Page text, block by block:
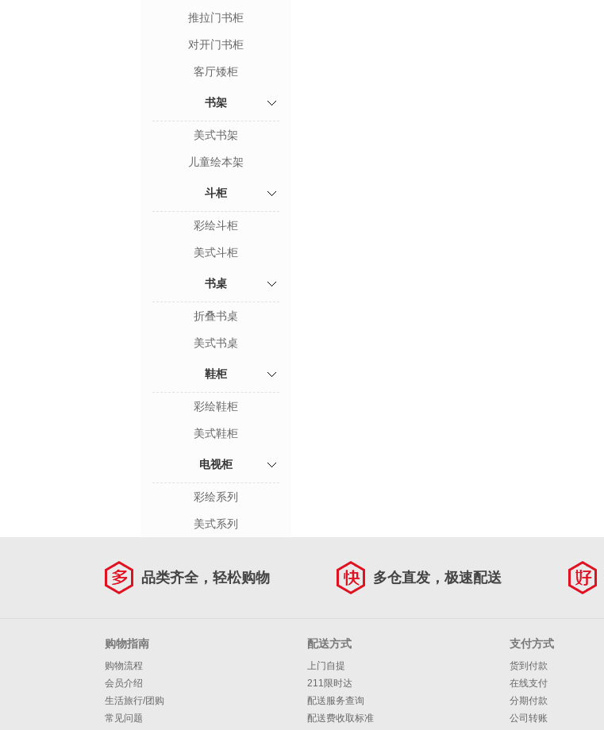
推拉门书柜
对开门书柜
客厅矮柜
书架
美式书架
儿童绘本架
斗柜
彩绘斗柜
美式斗柜
书桌
折叠书桌
美式书桌
鞋柜
彩绘鞋柜
美式鞋柜
电视柜
彩绘系列
美式系列
品类齐全，轻松购物 多仓直发，极速配送
购物指南
购物流程
会员介绍
生活旅行/团购
常见问题
配送方式
上门自提
211限时达
配送服务查询
配送费收取标准
支付方式
货到付款
在线支付
分期付款
公司转账